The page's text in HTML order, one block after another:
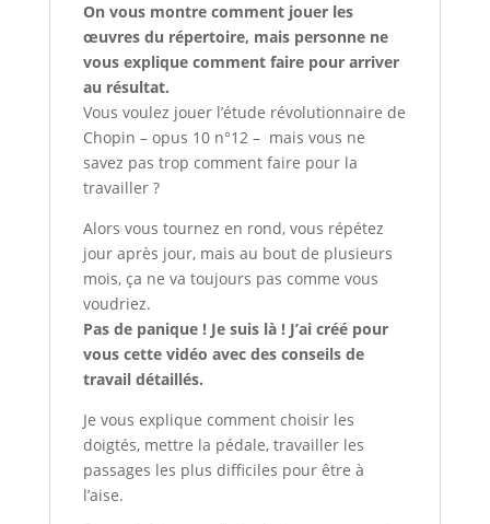
On vous montre comment jouer les
œuvres du répertoire, mais personne ne
vous explique comment faire pour arriver
au résultat.
Vous voulez jouer l’étude révolutionnaire de
Chopin – opus 10 n°12 – mais vous ne
savez pas trop comment faire pour la
travailler ?
Alors vous tournez en rond, vous répétez
jour après jour, mais au bout de plusieurs
mois, ça ne va toujours pas comme vous
voudriez.
Pas de panique ! Je suis là ! J’ai créé pour
vous cette vidéo avec des conseils de
travail détaillés.
Je vous explique comment choisir les
doigtés, mettre la pédale, travailler les
passages les plus difficiles pour être à
l’aise.